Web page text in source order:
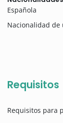
Española
Nacionalidad de
Requisitos
Requisitos para